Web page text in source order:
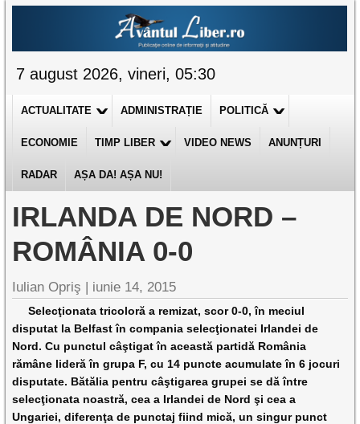
7 august 2026, vineri, 05:30
ACTUALITATE ADMINISTRAȚIE POLITICĂ
ECONOMIE TIMP LIBER VIDEO NEWS ANUNȚURI
RADAR AȘA DA! AȘA NU!
IRLANDA DE NORD –
ROMÂNIA 0-0
Iulian Opriş | iunie 14, 2015
Selecţionata tricoloră a remizat, scor 0-0, în meciul
disputat la Belfast în compania selecţionatei Irlandei de
Nord. Cu punctul câştigat în această partidă România
rămâne lideră în grupa F, cu 14 puncte acumulate în 6 jocuri
disputate. Bătălia pentru câştigarea grupei se dă între
selecţionata noastră, cea a Irlandei de Nord şi cea a
Ungariei, diferenţa de punctaj fiind mică, un singur punct